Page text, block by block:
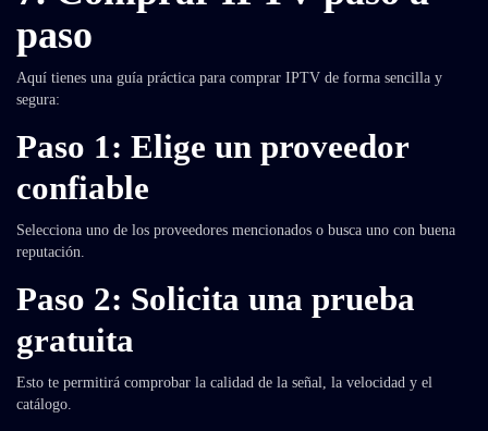
paso
Aquí tienes una guía práctica para comprar IPTV de forma sencilla y
segura:
Paso 1: Elige un proveedor
confiable
Selecciona uno de los proveedores mencionados o busca uno con buena
reputación.
Paso 2: Solicita una prueba
gratuita
Esto te permitirá comprobar la calidad de la señal, la velocidad y el
catálogo.